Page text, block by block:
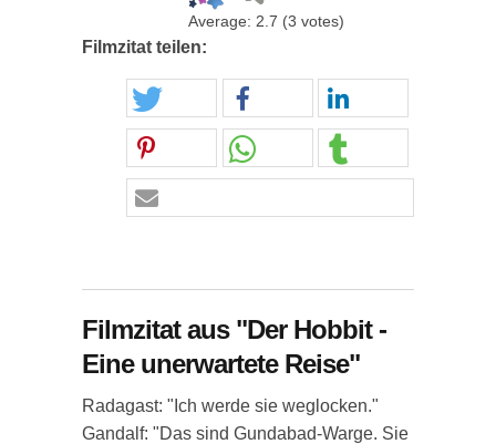
Average: 2.7 (3 votes)
Filmzitat teilen:
Filmzitat aus "Der Hobbit -
Eine unerwartete Reise"
Radagast: "Ich werde sie weglocken."
Gandalf: "Das sind Gundabad-Warge. Sie